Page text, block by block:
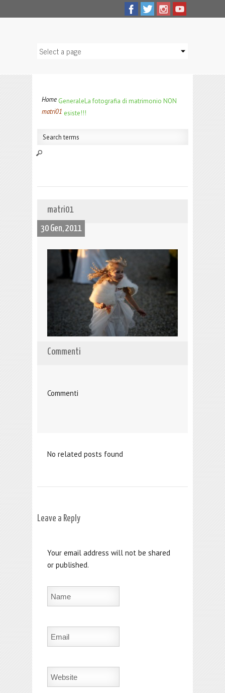
Home GeneraleLa fotografia di matrimonio NON
esiste!!!
matri01
matri01
30 Gen, 2011
Commenti
Commenti
No related posts found
Leave a Reply
Your email address will not be shared
or published.